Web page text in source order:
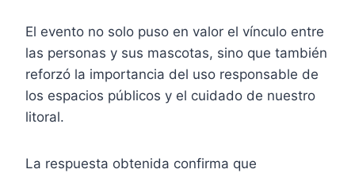
El evento no solo puso en valor el vínculo entre
las personas y sus mascotas, sino que también
reforzó la importancia del uso responsable de
los espacios públicos y el cuidado de nuestro
litoral.
La respuesta obtenida confirma que